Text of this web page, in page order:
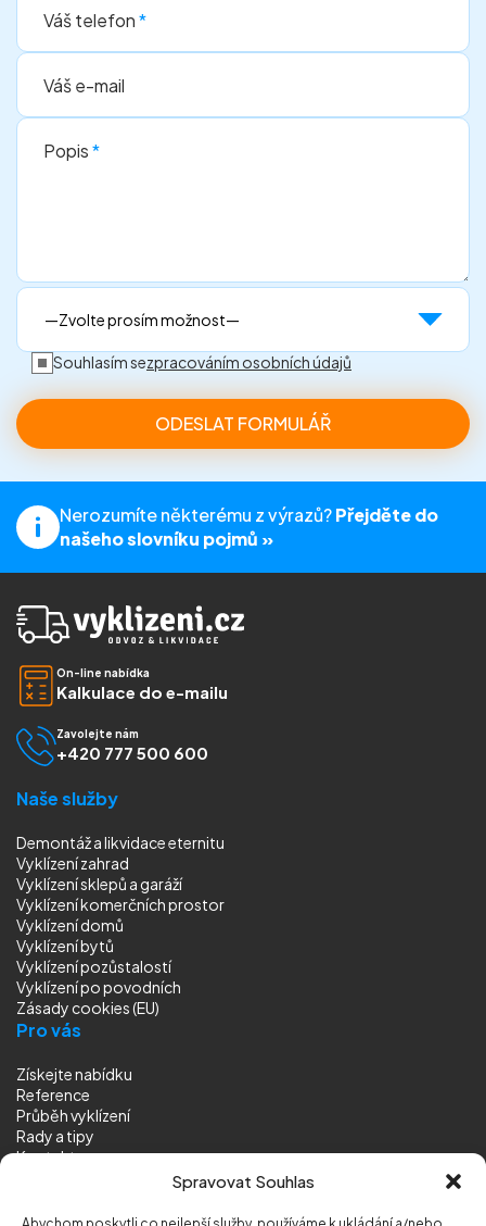
Spravovat Souhlas
Váš telefon*
Váš e-mail
Popis*
Souhlasím sezpracováním osobních údajů
Nerozumíte některému z výrazů?Přejděte do
našeho slovníku pojmů »
On-line nabídka
Kalkulace do e-mailu
Zavolejte nám
+420 777 500 600
Naše služby
Demontáž a likvidace eternitu
Vyklízení zahrad
Vyklízení sklepů a garáží
Vyklízení komerčních prostor
Vyklízení domů
Vyklízení bytů
Vyklízení pozůstalostí
Vyklízenípo povodních
Zásady cookies (EU)
Pro vás
Získejte nabídku
Reference
Průběh vyklízení
Rady a tipy
Kontakt